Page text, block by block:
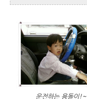
운전하는 용돌이!~